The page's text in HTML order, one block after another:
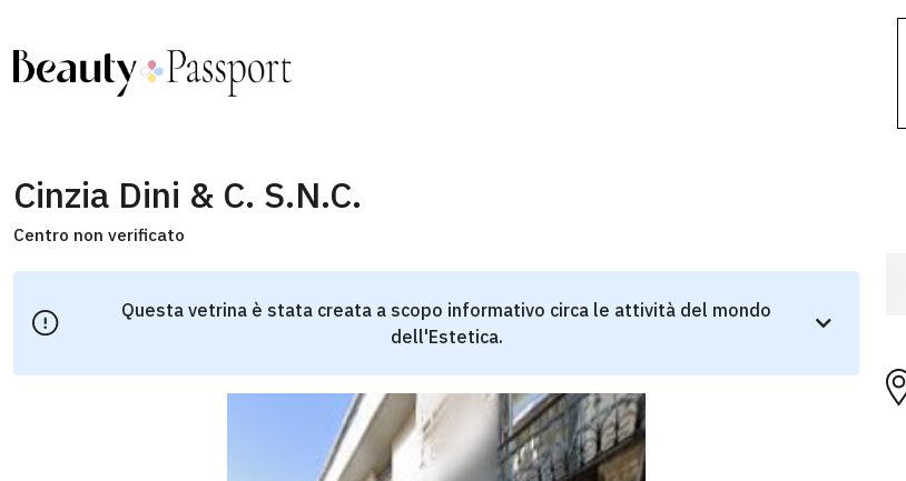
Cinzia Dini & C. S.N.C.
Centro non verificato
Questa vetrina è stata creata a scopo informativo circa le attività del mondo
dell'Estetica.